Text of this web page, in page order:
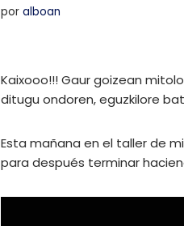
por alboan
Kaixooo!!! Gaur goizean
ditugu ondoren, eguzkilore
Esta mañana en el taller de
para después terminar